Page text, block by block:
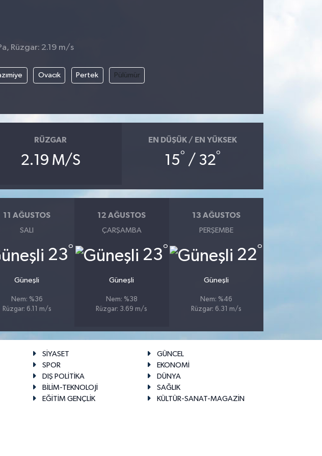
Rüzgar: 2.19 m/s
Ovacık Pertek Pülümür
RÜZGAR
2.19 M/S
EN DÜŞÜK / EN YÜKSEK
15° / 32°
11 AĞUSTOS
SALI
23°
Güneşli
Nem: %36
Rüzgar: 6.11 m/s
12 AĞUSTOS
ÇARŞAMBA
23°
Güneşli
Nem: %38
Rüzgar: 3.69 m/s
13 AĞUSTOS
PERŞEMBE
22°
Güneşli
Nem: %46
Rüzgar: 6.31 m/s
SİYASET
GÜNCEL
SPOR
EKONOMİ
DIŞ POLİTİKA
DÜNYA
BİLİM-TEKNOLOJİ
SAĞLIK
EĞİTİM GENÇLİK
KÜLTÜR-SANAT-MAGAZİN